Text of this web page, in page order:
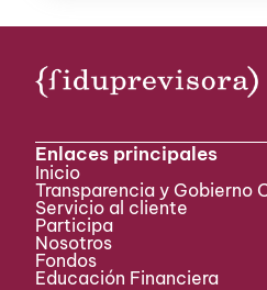
Enlaces principales
Inicio
Transparencia y Gobierno
Servicio al cliente
Participa ​
Nosotros
Fondos
Educación Financiera